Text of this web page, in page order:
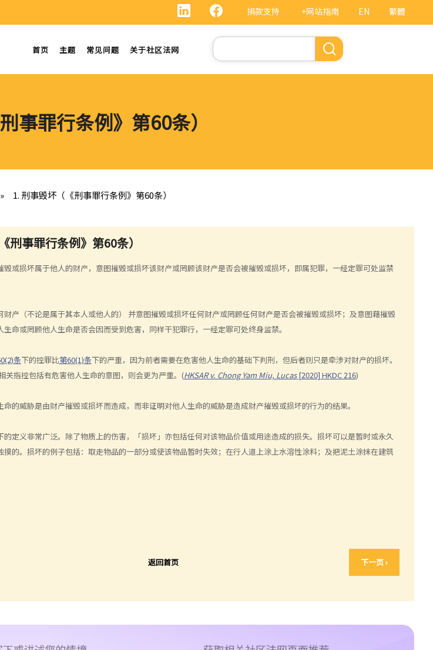
EN 繁體
捐款支持 +网站指南
首页 主题 常见问题 关于社区法网
搜
索
事罪行条例》第60条）
» 1. 刑事毁坏（《刑事罪行条例》第60条）
刑事罪行条例》第60条）
毁或损坏属于他人的财产，意图摧毁或损坏该财产或罔顾该财产是否会被摧毁或损坏，即属犯罪，一经定罪可处监禁
财产（不论是属于其本人或他人的） 并意图摧毁或损坏任何财产或罔顾任何财产是否会被摧毁或损坏；及意图藉摧毁
命或罔顾他人生命是否会因而受到危害，同样干犯罪行，一经定罪可处终身监禁。
条下的控罪比第60(1)条下的严重，因为前者需要在危害他人生命的基础下判刑，但后者则只是牵涉对财产的损坏。
关指控包括有危害他人生命的意图，则会更为严重。 (HKSAR v. Chong Yam Miu, Lucas[2020] HKDC 216)
的威胁是由财产摧毁或损坏而造成，而非证明对他人生命的威胁是造成财产摧毁或损坏的行为的结果。
的定义非常广泛。除了物质上的伤害，「损坏」亦包括任何对该物品价值或用途造成的损失。损坏可以是暂时或永久
摸的。损坏的例子包括：取走物品的一部分或使该物品暂时失效；在行人道上涂上水溶性涂料；及把泥土涂抹在建筑
返回首页 下一页 ›